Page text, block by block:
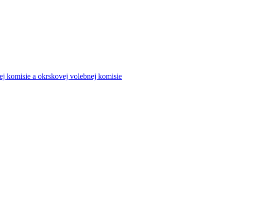
komisie a okrskovej volebnej komisie